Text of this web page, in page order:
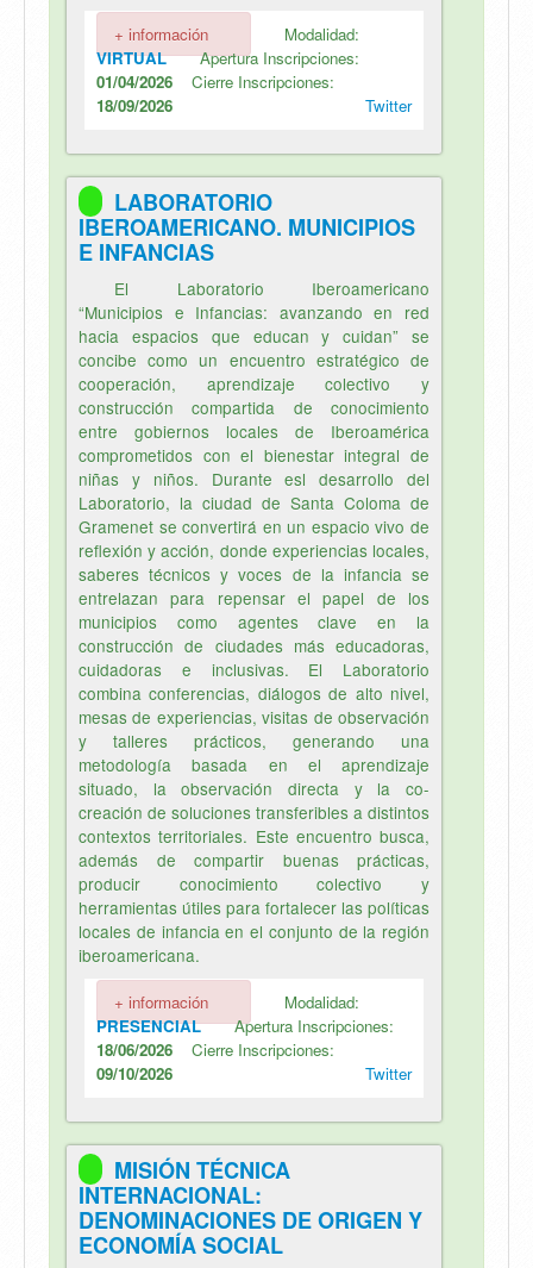
+ información
Modalidad:
VIRTUALApertura Inscripciones:
01/04/2026Cierre Inscripciones:
18/09/2026
Twitter
LABORATORIO
IBEROAMERICANO. MUNICIPIOS
E INFANCIAS
El Laboratorio Iberoamericano
“Municipios e Infancias: avanzando en red
hacia espacios que educan y cuidan” se
concibe como un encuentro estratégico de
cooperación, aprendizaje colectivo y
construcción compartida de conocimiento
entre gobiernos locales de Iberoamérica
comprometidos con el bienestar integral de
niñas y niños. Durante esl desarrollo del
Laboratorio, la ciudad de Santa Coloma de
Gramenet se convertirá en un espacio vivo de
reflexión y acción, donde experiencias locales,
saberes técnicos y voces de la infancia se
entrelazan para repensar el papel de los
municipios como agentes clave en la
construcción de ciudades más educadoras,
cuidadoras e inclusivas. El Laboratorio
combina conferencias, diálogos de alto nivel,
mesas de experiencias, visitas de observación
y talleres prácticos, generando una
metodología basada en el aprendizaje
situado, la observación directa y la co-
creación de soluciones transferibles a distintos
contextos territoriales. Este encuentro busca,
además de compartir buenas prácticas,
producir conocimiento colectivo y
herramientas útiles para fortalecer las políticas
locales de infancia en el conjunto de la región
iberoamericana.
+ información
Modalidad:
PRESENCIALApertura Inscripciones:
18/06/2026Cierre Inscripciones:
09/10/2026
Twitter
MISIÓN TÉCNICA
INTERNACIONAL:
DENOMINACIONES DE ORIGEN Y
ECONOMÍA SOCIAL